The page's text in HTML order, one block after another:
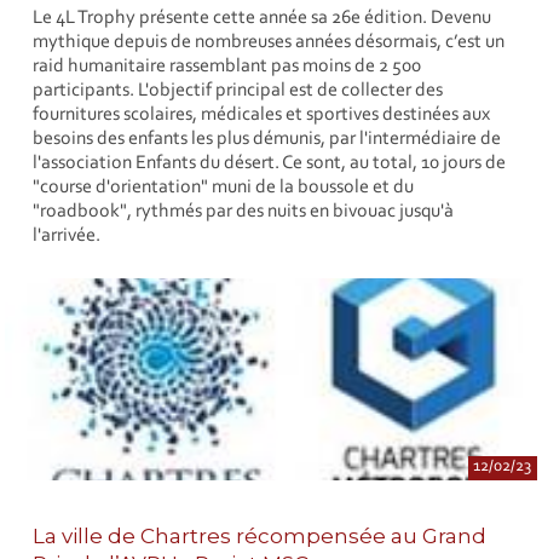
Le 4L Trophy présente cette année sa 26e édition. Devenu
mythique depuis de nombreuses années désormais, c’est un
raid humanitaire rassemblant pas moins de 2 500
participants. L'objectif principal est de collecter des
fournitures scolaires, médicales et sportives destinées aux
besoins des enfants les plus démunis, par l'intermédiaire de
l'association Enfants du désert. Ce sont, au total, 10 jours de
"course d'orientation" muni de la boussole et du
"roadbook", rythmés par des nuits en bivouac jusqu'à
l'arrivée.
12/02/23
La ville de Chartres récompensée au Grand